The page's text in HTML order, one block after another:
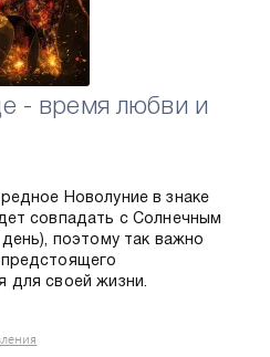
- время любви и
Новолуние в знаке
совпадать с Солнечным
поэтому так важно
для своей жизни.